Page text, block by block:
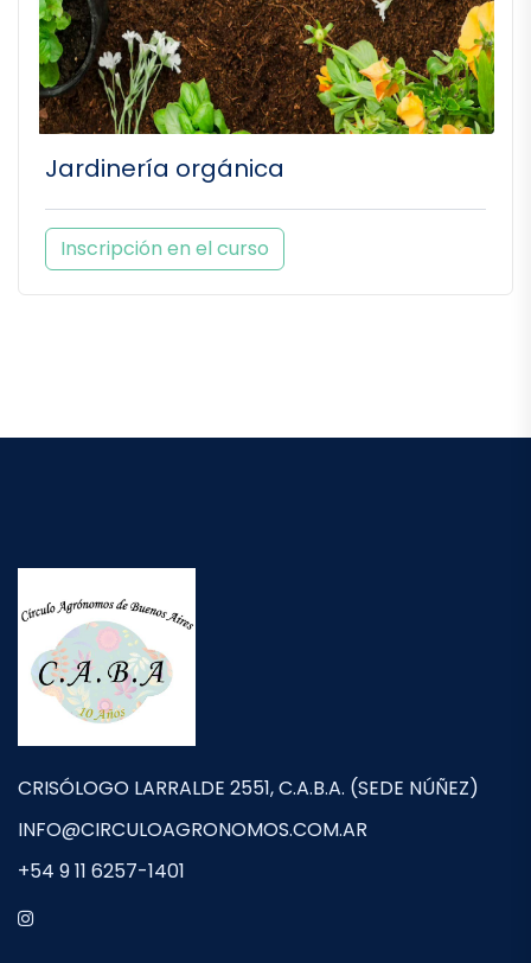
Jardinería orgánica
Inscripción en el curso
CRISÓLOGO LARRALDE 2551, C.A.B.A. (SEDE NÚÑEZ)
INFO@CIRCULOAGRONOMOS.COM.AR
+54 9 11 6257-1401